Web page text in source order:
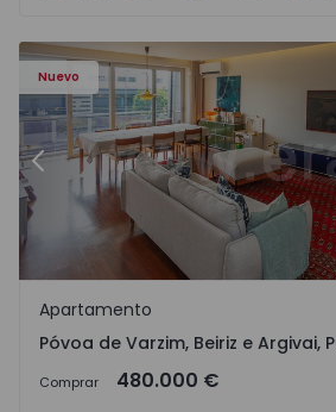
Nuevo
e Argivai - 1574602 - 20
Apartamento T3 Póvoa de Varzim,
Anterior
Póvoa de Varzim, Beiriz e Argivai,
Apartamento
Póvoa de Varzim, Beiriz e Argivai,
Comprar 480.000 €